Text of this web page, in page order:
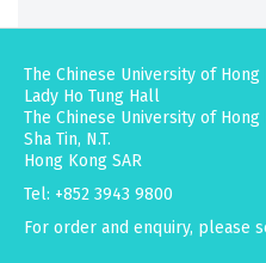
The Chinese University of Hong
Lady Ho Tung Hall
The Chinese University of Hong
Sha Tin, N.T.
Hong Kong SAR
Tel: +852 3943 9800
For order and enquiry, please